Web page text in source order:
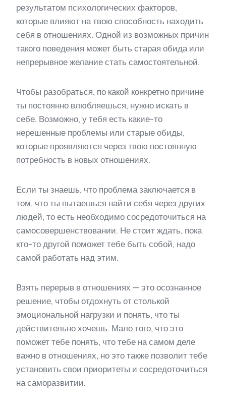
результатом психологических факторов,
которые влияют на твою способность находить
себя в отношениях. Одной из возможных причин
такого поведения может быть старая обида или
непрерывное желание стать самостоятельной.
Чтобы разобраться, по какой конкретно причине
ты постоянно влюбляешься, нужно искать в
себе. Возможно, у тебя есть какие-то
нерешенные проблемы или старые обиды,
которые проявляются через твою постоянную
потребность в новых отношениях.
Если ты знаешь, что проблема заключается в
том, что ты пытаешься найти себя через других
людей, то есть необходимо сосредоточиться на
самосовершенствовании. Не стоит ждать, пока
кто-то другой поможет тебе быть собой, надо
самой работать над этим.
Взять перерыв в отношениях — это осознанное
решение, чтобы отдохнуть от столькой
эмоциональной нагрузки и понять, что ты
действительно хочешь. Мало того, что это
поможет тебе понять, что тебе на самом деле
важно в отношениях, но это также позволит тебе
установить свои приоритеты и сосредоточиться
на саморазвитии.